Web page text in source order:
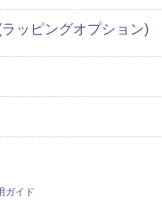
ッピングオプション)
ガイド